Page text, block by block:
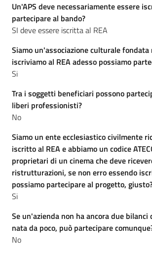
Seguici
su
Un'APS deve necessariamente essere
partecipare al bando?
SI deve essere iscritta al REA
Siamo un'associazione culturale fondata
iscriviamo al REA adesso possiamo
Si
Tra i soggetti beneficiari possono
liberi professionisti?
No
Siamo un ente ecclesiastico civilmente
iscritto al REA e abbiamo un codice
proprietari di un cinema che deve
ristrutturazioni, se non erro essendo
possiamo partecipare al progetto,
Si
Se un'azienda non ha ancora due bilanci
nata da poco, può partecipare
No